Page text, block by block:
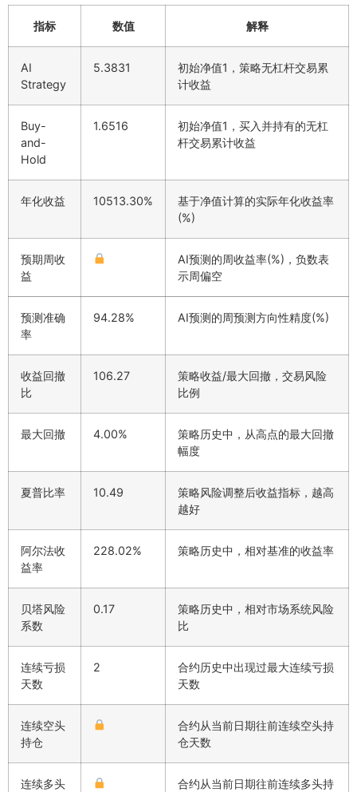
指标 数值 解释
AI
Strategy
5.3831
初始净值1，策略无杠杆交易累
计收益
Buy-
and-
Hold
1.6516
初始净值1，买入并持有的无杠
杆交易累计收益
年化收益 10513.30%
基于净值计算的实际年化收益率
(%)
预期周收
益
AI预测的周收益率(%)，负数表
示周偏空
预测准确
率
94.28% AI预测的周预测方向性精度(%)
收益回撤
比
106.27
策略收益/最大回撤，交易风险
比例
最大回撤 4.00%
策略历史中，从高点的最大回撤
幅度
夏普比率 10.49
策略风险调整后收益指标，越高
越好
阿尔法收
益率
228.02% 策略历史中，相对基准的收益率
贝塔风险
系数
0.17
策略历史中，相对市场系统风险
比
连续亏损
天数
2
合约历史中出现过最大连续亏损
天数
连续空头
持仓
合约从当前日期往前连续空头持
仓天数
连续多头
合约从当前日期往前连续多头持